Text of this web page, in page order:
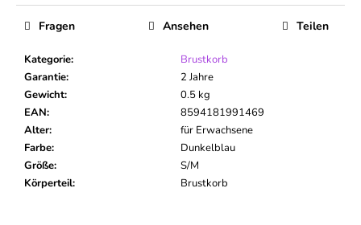
Kategorie:
Brustkorb
Garantie:
2 Jahre
Gewicht:
0.5 kg
EAN:
8594181991469
Alter:
für Erwachsene
Farbe:
Dunkelblau
Größe:
S/M
Körperteil: Brustkorb
Fragen Ansehen Teilen